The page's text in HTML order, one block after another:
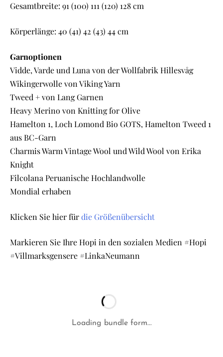
Gesamtbreite: 91 (100) 111 (120) 128 cm
Körperlänge: 40 (41) 42 (43) 44 cm
Garnoptionen
Vidde, Varde und Luna von der Wollfabrik Hillesvåg
Wikingerwolle von Viking Yarn
Tweed + von Lang Garnen
Heavy Merino von Knitting for Olive
Hamelton 1, Loch Lomond Bio GOTS, Hamelton Tweed 1
aus BC-Garn
Charmis Warm Vintage Wool und Wild Wool von Erika
Knight
Filcolana Peruanische Hochlandwolle
Mondial erhaben
Klicken Sie hier fürdie Größenübersicht
Markieren Sie Ihre Hopi in den sozialen Medien #Hopi
#Villmarksgensere #LinkaNeumann
Loading bundle form...